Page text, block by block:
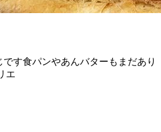
です食パンやあんバターもまだあり
エ